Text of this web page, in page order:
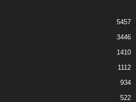
5457
3446
1410
1112
934
522